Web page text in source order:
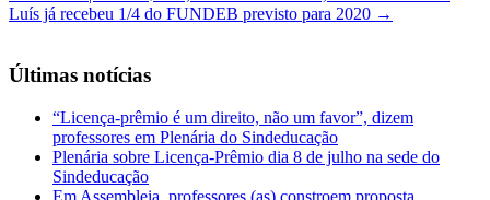
Luís já recebeu 1/4 do FUNDEB previsto para 2020 →
Últimas notícias
“Licença-prêmio é um direito, não um favor”, dizem
professores em Plenária do Sindeducação
Plenária sobre Licença-Prêmio dia 8 de julho na sede do
Sindeducação